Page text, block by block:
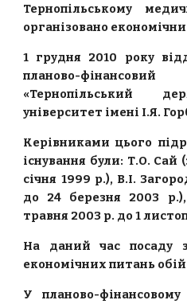
Тернопільському
організовано
1 грудня 2010 року
планово-
«Тернопільський
університет імені І.Я.
Керівниками цього
існування були: Т.О. Сай
січня 1999 р.), В.І.
до 24 березня 2003
травня 2003 р. до 1
На даний час посаду
економічних питань
У планово-фінансовому